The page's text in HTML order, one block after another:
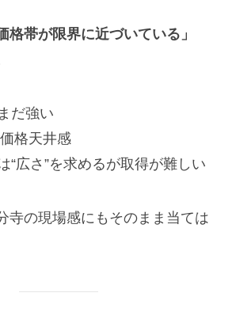
格帯が限界に近づいている」
だ強い
格天井感
“広さ”を求めるが取得が難しい
寺の現場感にもそのまま当ては